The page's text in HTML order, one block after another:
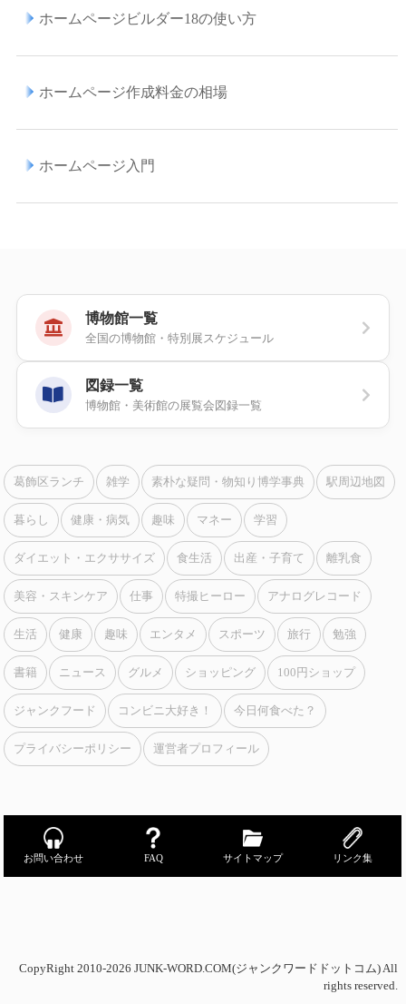
ホームページビルダー18の使い方
ホームページ作成料金の相場
ホームページ入門
博物館一覧
全国の博物館・特別展スケジュール
図録一覧
博物館・美術館の展覧会図録一覧
葛飾区ランチ 雑学 素朴な疑問・物知り博学事典 駅周辺地図
暮らし 健康・病気 趣味 マネー 学習
ダイエット・エクササイズ 食生活 出産・子育て 離乳食
美容・スキンケア 仕事 特撮ヒーロー アナログレコード
生活 健康 趣味 エンタメ スポーツ 旅行 勉強
書籍 ニュース グルメ ショッピング 100円ショップ
ジャンクフード コンビニ大好き！ 今日何食べた？
プライバシーポリシー 運営者プロフィール
お問い合わせ FAQ サイトマップ リンク集
CopyRight 2010-2026 JUNK-WORD.COM(ジャンクワードドットコム) All
rights reserved.